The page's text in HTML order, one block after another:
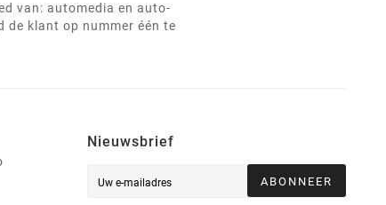
van: automedia en auto-
de klant op nummer één te
Nieuwsbrief
ABONNEER